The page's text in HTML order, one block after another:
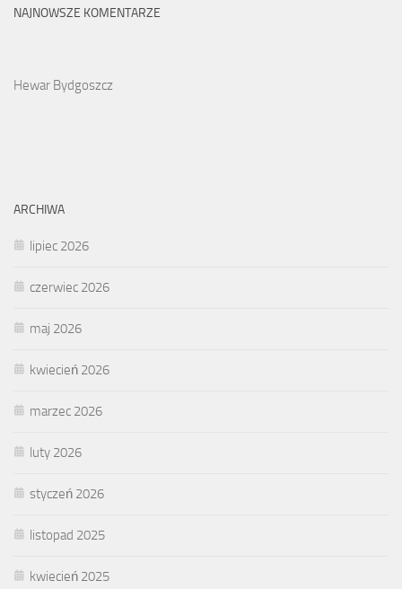
NAJNOWSZE KOMENTARZE
Hewar Bydgoszcz
ARCHIWA
lipiec 2026
czerwiec 2026
maj 2026
kwiecień 2026
marzec 2026
luty 2026
styczeń 2026
listopad 2025
kwiecień 2025